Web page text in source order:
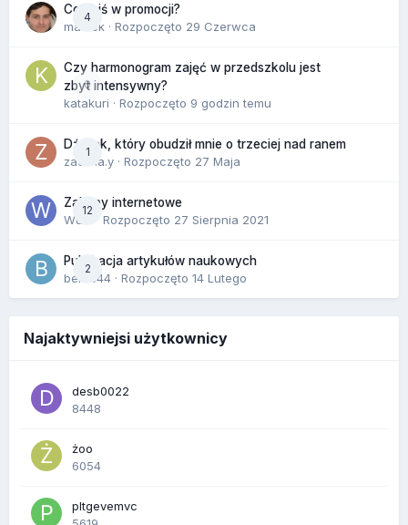
4
Co dziś w promocji?
maciek · Rozpoczęto 29 Czerwca
0
Czy harmonogram zajęć w przedszkolu jest
zbyt intensywny?
katakuri · Rozpoczęto 9 godzin temu
1
Dźwięk, który obudził mnie o trzeciej nad ranem
zackr.a.y · Rozpoczęto 27 Maja
12
Zakupy internetowe
Wula
· Rozpoczęto 27 Sierpnia 2021
2
Publikacja artykułów naukowych
berus44 · Rozpoczęto 14 Lutego
Najaktywniejsi użytkownicy
desb0022
8448
żoo
6054
pltgevemvc